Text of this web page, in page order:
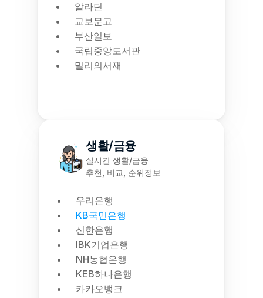
알라딘
교보문고
부산일보
국립중앙도서관
밀리의서재
생활/금융
실시간 생활/금융
추천, 비교, 순위정보
우리은행
KB국민은행
신한은행
IBK기업은행
NH농협은행
KEB하나은행
카카오뱅크